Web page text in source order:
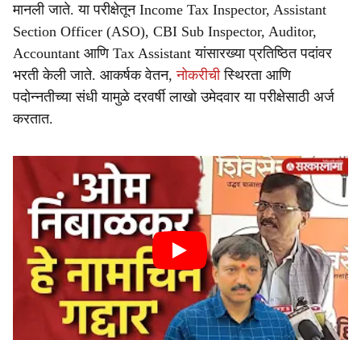
मानली जाते. या परीक्षेतून Income Tax Inspector, Assistant
Section Officer (ASO), CBI Sub Inspector, Auditor,
Accountant आणि Tax Assistant यांसारख्या प्रतिष्ठित पदांवर
भरती केली जाते. आकर्षक वेतन,नोकरीचीस्थिरता आणि
पदोन्नतीच्या संधी यामुळे दरवर्षी लाखो उमेदवार या परीक्षेसाठी अर्ज
करतात.